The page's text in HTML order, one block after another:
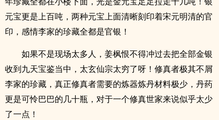
元宝更是上百吨，两种元宝上面清晰刻印着宋元明清的官
印，感情李家的珍藏全都是官银！
如果不是现场太多人，姜枫恨不得冲过去把全部金银
收到九天宝鉴当中，太玄仙宗太穷了呀！修真者极其不屑
李家的珍藏，真正修真者需要的炼器炼丹材料极少，丹药
更是可怜巴巴的几十瓶，对于一个修真世家来说似乎太少
了一点！